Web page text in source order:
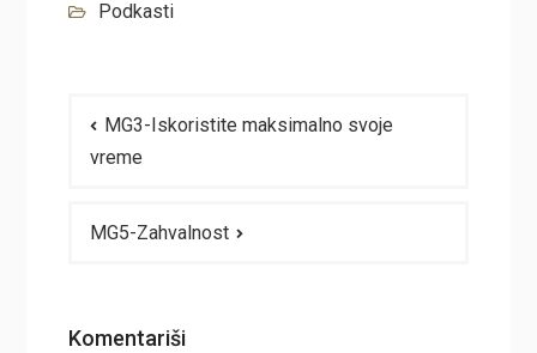
Podkasti
MG3-Iskoristite maksimalno svoje
vreme
MG5-Zahvalnost
Komentariši